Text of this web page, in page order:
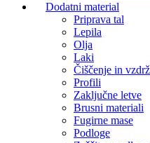
Dodatni material
Priprava tal
Lepila
Olja
Laki
Čiščenje in
Profili
Zaključne letve
Brusni materiali
Fugirne mase
Podloge